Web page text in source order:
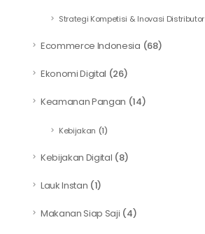
Strategi Kompetisi & Inovasi Distributor
Ecommerce Indonesia (68)
Ekonomi Digital (26)
Keamanan Pangan (14)
Kebijakan (1)
Kebijakan Digital (8)
Lauk Instan (1)
Makanan Siap Saji (4)